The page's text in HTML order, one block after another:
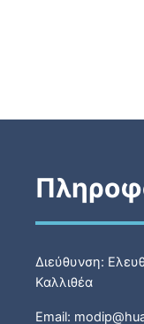
Διεύθυνση:
Καλλιθέα
Email: